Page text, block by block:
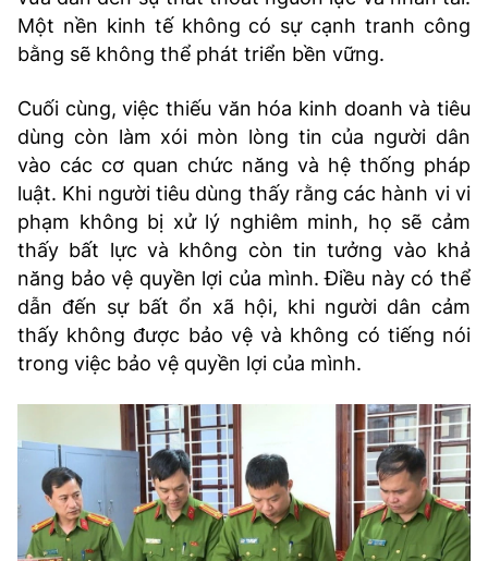
Một nền kinh tế không có sự cạnh tranh công
bằng sẽ không thể phát triển bền vững.
Cuối cùng, việc thiếu văn hóa kinh doanh và tiêu
dùng còn làm xói mòn lòng tin của người dân
vào các cơ quan chức năng và hệ thống pháp
luật. Khi người tiêu dùng thấy rằng các hành vi vi
phạm không bị xử lý nghiêm minh, họ sẽ cảm
thấy bất lực và không còn tin tưởng vào khả
năng bảo vệ quyền lợi của mình. Điều này có thể
dẫn đến sự bất ổn xã hội, khi người dân cảm
thấy không được bảo vệ và không có tiếng nói
trong việc bảo vệ quyền lợi của mình.